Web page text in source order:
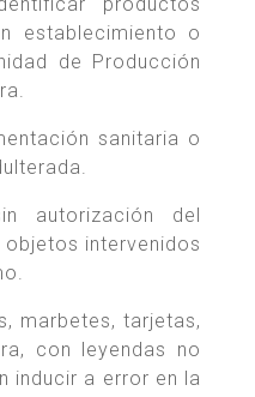
establecimiento o
de Producción
sanitaria o
autorización del
objetos intervenidos
marbetes, tarjetas,
con leyendas no
inducir a error en la